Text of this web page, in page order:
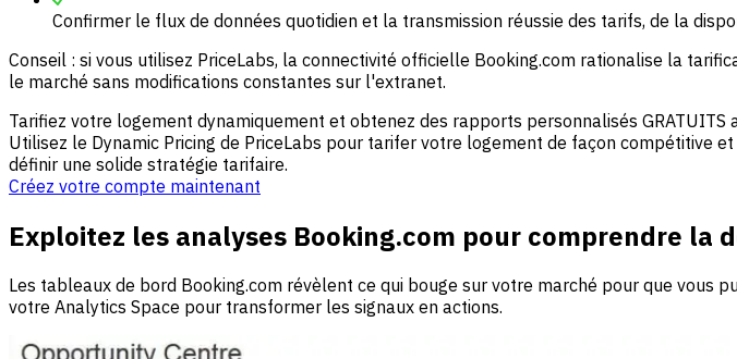
Confirmer le flux de données quotidien et la transmission réussie des tarifs, de la
Conseil : si vous utilisez PriceLabs, la connectivité officielle Booking.com rationalise la
le marché sans modifications constantes sur l'extranet.
Tarifiez votre logement dynamiquement et obtenez des rapports personnalisés
Utilisez le Dynamic Pricing de PriceLabs pour tarifer votre logement de façon compétitive
définir une solide stratégie tarifaire.
Créez votre compte maintenant
Exploitez les analyses Booking.com pour comprendre la
Les tableaux de bord Booking.com révèlent ce qui bouge sur votre marché pour que vous
votre Analytics Space pour transformer les signaux en actions.